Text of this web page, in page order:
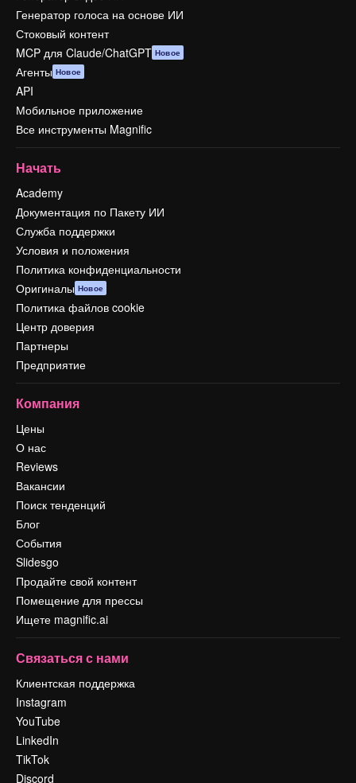
Генератор голоса на основе ИИ
Стоковый контент
MCP для Claude/ChatGPT Новое
Агенты Новое
API
Мобильное приложение
Все инструменты Magnific
Начать
Academy
Документация по Пакету ИИ
Служба поддержки
Условия и положения
Политика конфиденциальности
Оригиналы Новое
Политика файлов cookie
Центр доверия
Партнеры
Предприятие
Компания
Цены
О нас
Reviews
Вакансии
Поиск тенденций
Блог
События
Slidesgo
Продайте свой контент
Помещение для прессы
Ищете magnific.ai
Связаться с нами
Клиентская поддержка
Instagram
YouTube
LinkedIn
TikTok
Discord